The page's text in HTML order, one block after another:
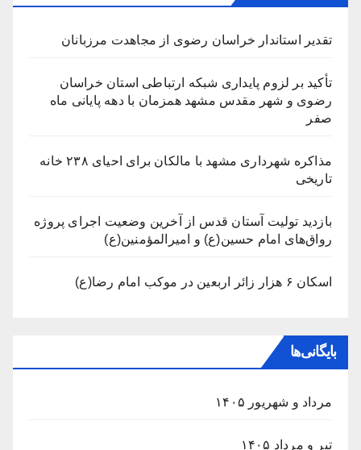
تقدیر استاندار خراسان رضوی از مجاهدت مرزبانان
تأکید بر لزوم پایداری شبکه ارتباطی استان خراسان
رضوی و شهر مقدس مشهد همزمان با دهه پایانی ماه
صفر
مذاکره شهرداری مشهد با مالکان برای احیای ۲۳۸ خانه
تاریخی
بازدید تولیت آستان قدس از آخرین وضعیت اجرای پروژه
رواق‌های امام حسین(ع) و امیرالمؤمنین(ع)
اسکان ۶ هزار زائر اربعین در موکب امام رضا(ع)
بایگانی‌ها
مرداد و شهریور ۱۴۰۵
تیر و مرداد ۱۴۰۵